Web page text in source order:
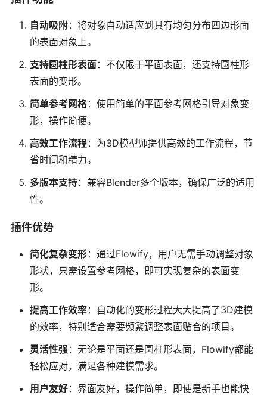
自动吸附：将对象自动适应到具有均匀分布四边形面
的表面对象上。
支持圆柱形表面：不仅限于平面表面，还支持圆柱形
表面的变形。
简单参考网格：使用简单的平面参考网格引导对象变
形，操作简便。
高效工作流程：为3D模型师提供高效的工作流程，节
省时间和精力。
多版本支持：兼容Blender多个版本，确保广泛的适用
性。
插件优势
简化复杂变形：通过Flowify，用户无需手动调整对象
形状，只需设置参考网格，即可实现复杂的表面变
形。
提高工作效率：自动化的变形过程大大提高了3D建模
的效率，特别适合需要频繁调整表面贴合的项目。
灵活性强 ：无论是平面还是圆柱形表面，Flowify都能
轻松应对，满足各种建模需求。
用户友好：界面友好，操作简单，即使是新手也能快